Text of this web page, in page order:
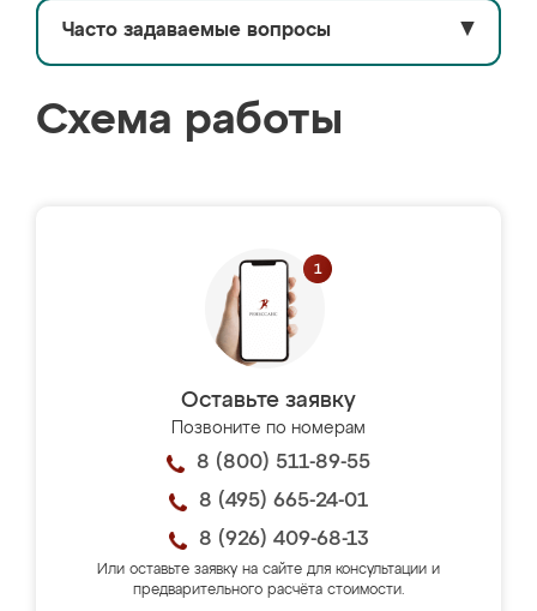
Часто задаваемые вопросы ▼
Схема работы
Оставьте заявку
Позвоните по номерам
8 (800) 511-89-55
8 (495) 665-24-01
8 (926) 409-68-13
Или оставьте заявку на сайте для консультации и
предварительного расчёта стоимости.